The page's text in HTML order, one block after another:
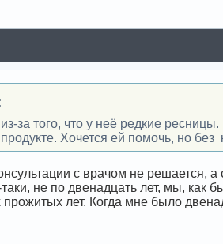
за того, что у неё редкие
Хочется ей помочь, но
с врачом не решается,
не по двенадцать лет, мы, как
лет. Когда мне было